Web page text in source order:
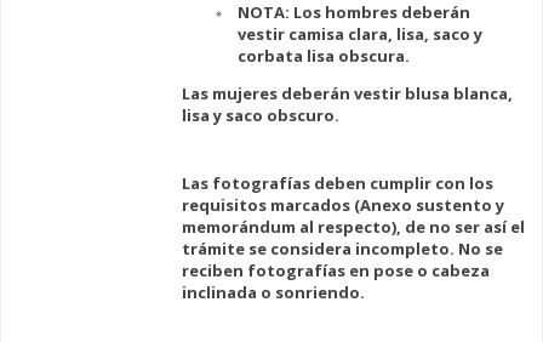
NOTA: Los hombres deberán
vestir camisa clara, lisa, saco y
corbata lisa obscura.
Las mujeres deberán vestir blusa blanca,
lisa y saco obscuro.
Las fotografías deben cumplir con los
requisitos marcados (Anexo sustento y
memorándum al respecto), de no ser así el
trámite se considera incompleto. No se
reciben fotografías en pose o cabeza
inclinada o sonriendo.